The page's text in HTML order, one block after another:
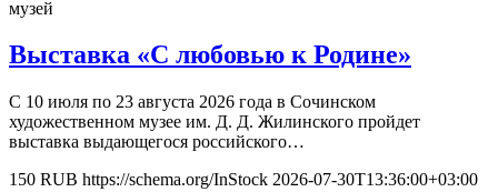
музей
Выставка «С любовью к Родине»
С 10 июля по 23 августа 2026 года в Сочинском
художественном музее им. Д. Д. Жилинского пройдет
выставка выдающегося российского…
150 RUB https://schema.org/InStock 2026-07-30T13:36:00+03:00